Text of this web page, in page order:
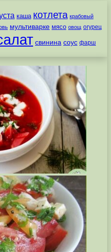
каша котлета крабовый
мультиварке мясо овощ огурец
свинина соус фарш